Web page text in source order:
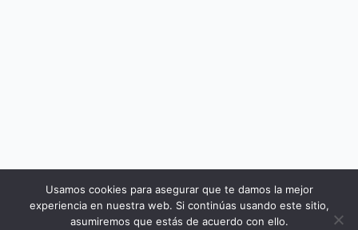
Usamos cookies para asegurar que te damos la mejor
experiencia en nuestra web. Si continúas usando este sitio,
asumiremos que estás de acuerdo con ello.